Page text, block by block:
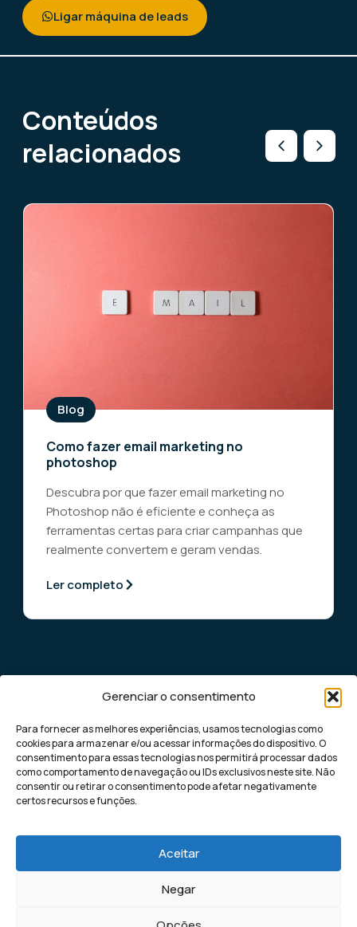
Gerenciar o consentimento
Para fornecer as melhores experiências, usamos tecnologias como
cookies para armazenar e/ou acessar informações do dispositivo. O
consentimento para essas tecnologias nos permitirá processar dados
como comportamento de navegação ou IDs exclusivos neste site. Não
consentir ou retirar o consentimento pode afetar negativamente
certos recursos e funções.
Aceitar
Negar
Ligar máquina de leads
Conteúdos
relacionados
Blog
Como fazer email marketing no
photoshop
Descubra por que fazer email marketing no
Photoshop não é eficiente e conheça as
ferramentas certas para criar campanhas que
realmente convertem e geram vendas.
Ler completo
Democratizando o marketing digital de
performance para pequenas e médias
para gerar leads altamente qualificados.